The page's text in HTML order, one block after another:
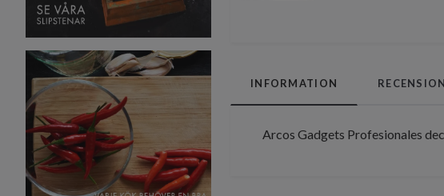
INFORMATION
Arcos Gadgets Profesionales